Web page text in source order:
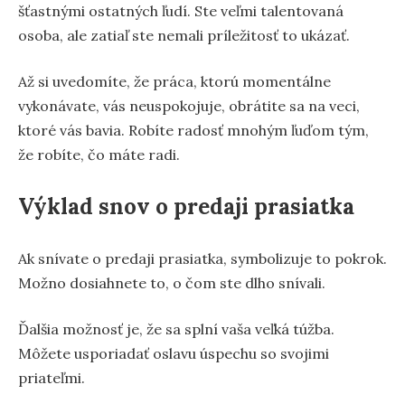
šťastnými ostatných ľudí. Ste veľmi talentovaná
osoba, ale zatiaľ ste nemali príležitosť to ukázať.
Až si uvedomíte, že práca, ktorú momentálne
vykonávate, vás neuspokojuje, obrátite sa na veci,
ktoré vás bavia. Robíte radosť mnohým ľuďom tým,
že robíte, čo máte radi.
Výklad snov o predaji prasiatka
Ak snívate o predaji prasiatka, symbolizuje to pokrok.
Možno dosiahnete to, o čom ste dlho snívali.
Ďalšia možnosť je, že sa splní vaša veľká túžba.
Môžete usporiadať oslavu úspechu so svojimi
priateľmi.